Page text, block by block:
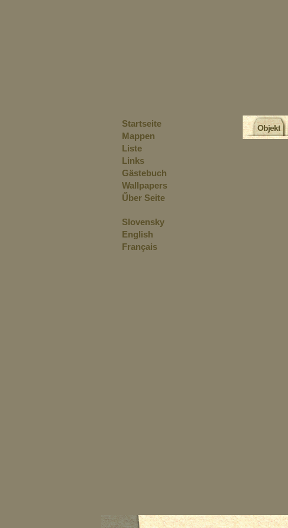
Objekt
Startseite
Mappen
Liste
Links
Gästebuch
Wallpapers
Űber Seite
Slovensky
English
Français